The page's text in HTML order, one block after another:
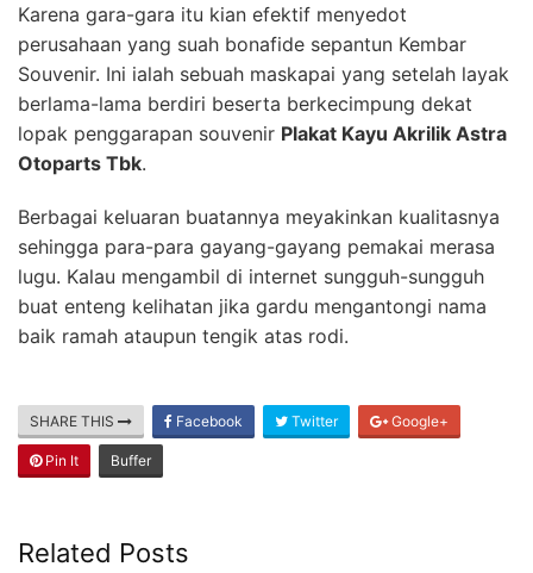
Karena gara-gara itu kian efektif menyedot
perusahaan yang suah bonafide sepantun Kembar
Souvenir. Ini ialah sebuah maskapai yang setelah layak
berlama-lama berdiri beserta berkecimpung dekat
lopak penggarapan souvenir Plakat Kayu Akrilik Astra
Otoparts Tbk.
Berbagai keluaran buatannya meyakinkan kualitasnya
sehingga para-para gayang-gayang pemakai merasa
lugu. Kalau mengambil di internet sungguh-sungguh
buat enteng kelihatan jika gardu mengantongi nama
baik ramah ataupun tengik atas rodi.
SHARE THIS Facebook Twitter Google+
Pin It Buffer
Related Posts